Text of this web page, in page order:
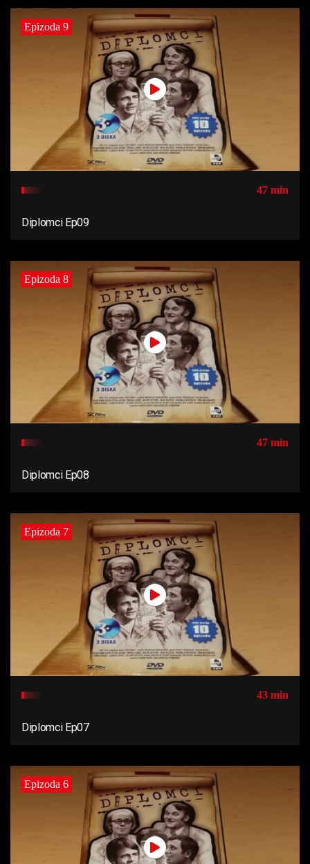
Epizoda 9
47 min
Diplomci Ep09
Epizoda 8
47 min
Diplomci Ep08
Epizoda 7
43 min
Diplomci Ep07
Epizoda 6